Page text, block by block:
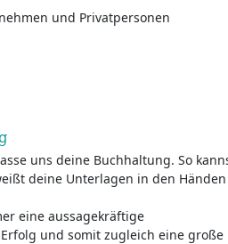
und Privatpersonen
uns deine Buchhaltung. So
deine Unterlagen in den Händen
eine aussagekräftige
und somit zugleich eine große